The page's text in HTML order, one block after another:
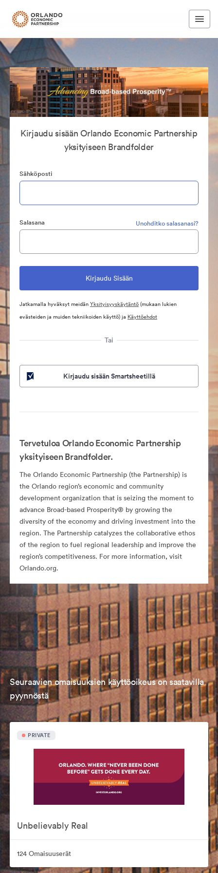
Kirjaudu sisään Orlando Economic Partnership
yksityiseen Brandfolder
Sähköposti
Salasana Unohditko salasanasi?
Jatkamalla hyväksyt meidänYksityisyyskäytäntö(mukaan lukien
evästeiden ja muiden tekniikoiden käyttö) ja Käyttöehdot
Tai
Kirjaudu sisään Smartsheetillä
Tervetuloa Orlando Economic Partnership
yksityiseen Brandfolder.
The Orlando Economic Partnership (the Partnership) is
the Orlando region’s economic and community
development organization that is seizing the moment to
advance Broad-based Prosperity® by growing the
diversity of the economy and driving investment into the
region. The Partnership catalyzes the collaborative ethos
of the region to fuel regional leadership and improve the
region’s competitiveness. For more information, visit
Orlando.org.
Seuraavien omaisuuksien käyttöoikeus on saatavilla
pyynnöstä
PRIVATE
Unbelievably Real
124 Omaisuuserät